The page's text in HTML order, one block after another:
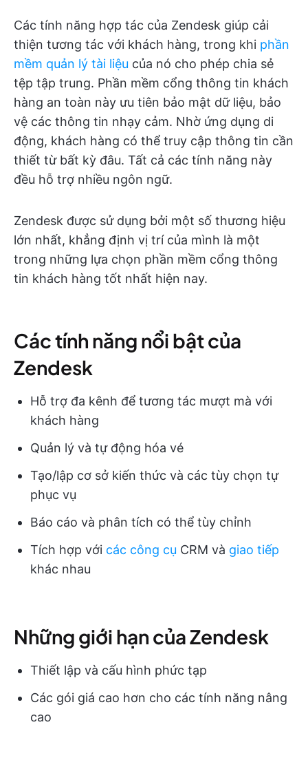
Các tính năng hợp tác của Zendesk giúp cải
thiện tương tác với khách hàng, trong khi phần
mềm quản lý tài liệu của nó cho phép chia sẻ
tệp tập trung. Phần mềm cổng thông tin khách
hàng an toàn này ưu tiên bảo mật dữ liệu, bảo
vệ các thông tin nhạy cảm. Nhờ ứng dụng di
động, khách hàng có thể truy cập thông tin cần
thiết từ bất kỳ đâu. Tất cả các tính năng này
đều hỗ trợ nhiều ngôn ngữ.
Zendesk được sử dụng bởi một số thương hiệu
lớn nhất, khẳng định vị trí của mình là một
trong những lựa chọn phần mềm cổng thông
tin khách hàng tốt nhất hiện nay.
Các tính năng nổi bật của
Zendesk
Hỗ trợ đa kênh để tương tác mượt mà với
khách hàng
Quản lý và tự động hóa vé
Tạo/lập cơ sở kiến thức và các tùy chọn tự
phục vụ
Báo cáo và phân tích có thể tùy chỉnh
Tích hợp với các công cụ CRM và giao tiếp
khác nhau
Những giới hạn của Zendesk
Thiết lập và cấu hình phức tạp
Các gói giá cao hơn cho các tính năng nâng
cao